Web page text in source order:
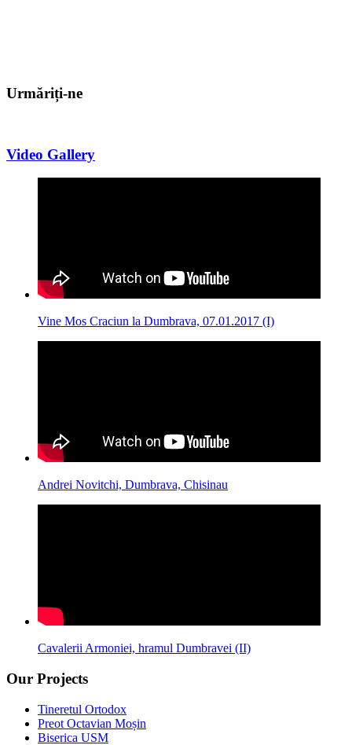
Urmăriți-ne
Video Gallery
Vine Mos Craciun la Dumbrava, 07.01.2017 (I)
Andrei Novitchi, Dumbrava, Chisinau
Cavalerii Armoniei, hramul Dumbravei (II)
Our Projects
Tineretul Ortodox
Preot Octavian Moșin
Biserica USM